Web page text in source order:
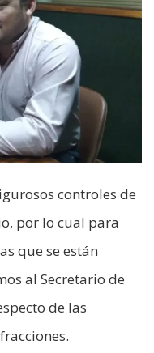
controles de
por lo cual para
que se están
al Secretario de
de las